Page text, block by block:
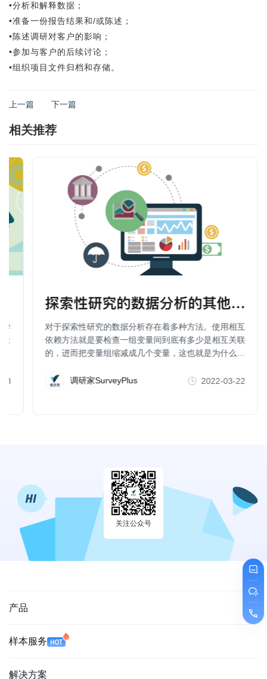
•分析和解释数据；
•准备一份报告结果和/或陈述；
•陈述调研对客户的影响；
•参加与客户的后续讨论；
•组织项目文件归档和存储。
上一篇 下一篇
相关推荐
学
量
探索性研究的数据分析的其他方法（
对于探索性研究的数据分析存在着多种方法。使用相互
依赖方法就是要检查一组变量间到底有多少是相互关联
的，进而把变量组缩减成几个变量，这也就是为什么一
化方法。调研家SurveyPlus 2022-03-22
关注公众号
产品
样本服务
解决方案